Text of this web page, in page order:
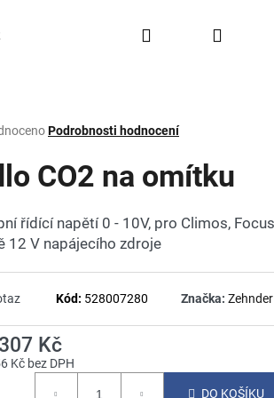
Doprava a platba Hledat
Podrobnosti hodnocení
CO2 na omítku
řídící napětí 0 - 10V, pro Climos,
12 V napájecího zdroje
Kód: 528007280 Značka: Zehnder
Kč
Kč bez DPH
DO KOŠÍKU